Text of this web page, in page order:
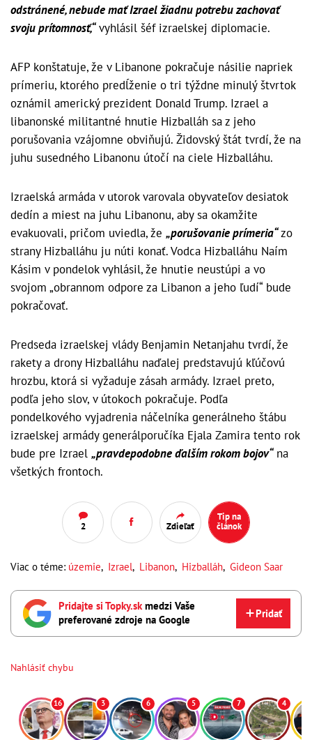
odstránené, nebude mať Izrael žiadnu potrebu zachovať
svoju prítomnosť,“vyhlásil šéf izraelskej diplomacie.
AFP konštatuje, že v Libanone pokračuje násilie napriek
prímeriu, ktorého predĺženie o tri týždne minulý štvrtok
oznámil americký prezident Donald Trump. Izrael a
libanonské militantné hnutie Hizballáh sa z jeho
porušovania vzájomne obviňujú. Židovský štát tvrdí, že na
juhu susedného Libanonu útočí na ciele Hizballáhu.
Izraelská armáda v utorok varovala obyvateľov desiatok
dedín a miest na juhu Libanonu, aby sa okamžite
evakuovali, pričom uviedla, že „porušovanie prímeria“zo
strany Hizballáhu ju núti konať. Vodca Hizballáhu Naím
Kásim v pondelok vyhlásil, že hnutie neustúpi a vo
svojom „obrannom odpore za Libanon a jeho ľudí“ bude
pokračovať.
Predseda izraelskej vlády Benjamin Netanjahu tvrdí, že
rakety a drony Hizballáhu naďalej predstavujú kľúčovú
hrozbu, ktorá si vyžaduje zásah armády. Izrael preto,
podľa jeho slov, v útokoch pokračuje. Podľa
pondelkového vyjadrenia náčelníka generálneho štábu
izraelskej armády generálporučíka Ejala Zamira tento rok
bude pre Izrael „pravdepodobne ďalším rokom bojov“na
všetkých frontoch.
2 Zdieľať
Tip na
článok
Viac o téme: územie, Izrael, Libanon, Hizballáh, Gideon Saar
Pridajte si Topky.skmedzi Vaše
preferované zdroje na Google
Pridať
Nahlásiť chybu
16 3 6 5 7 4